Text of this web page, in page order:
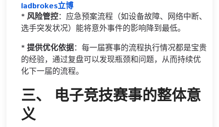
ladbrokes立博
* 风险管控：应急预案流程（如设备故障、网络中断、
选手突发状况）能将意外事件的影响降到最低。
* 提供优化依据：每一届赛事的流程执行情况都是宝贵
的经验，通过复盘可以发现瓶颈和问题，从而持续优
化下一届的流程。
三、 电子竞技赛事的整体意
义